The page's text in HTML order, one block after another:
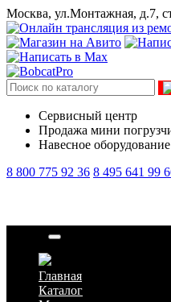
Москва, ул.Монтажная, д.7,
Сервисный центр
Продажа мини
Навесное оборудование
8 800 775 92 36 8 495 641 99
Главная
Каталог